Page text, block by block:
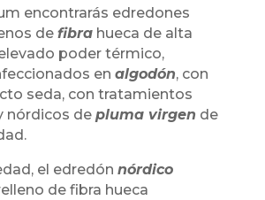
encontrarás edredones
de fibrahueca de alta
poder térmico,
en algodón, con
seda, con tratamientos
nórdicos de pluma virgen de
el edredón nórdico
de fibra hueca